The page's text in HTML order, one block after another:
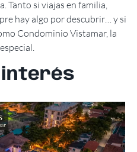
Tanto si viajas en familia,
hay algo por descubrir… y si
Condominio Vistamar, la
interés